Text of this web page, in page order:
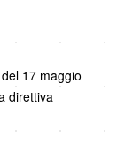
17 maggio
direttiva